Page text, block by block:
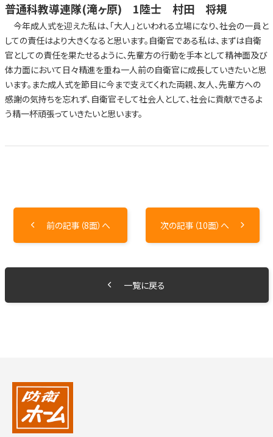
普通科教導連隊(滝ヶ原) 1陸士 村田 将規
今年成人式を迎えた私は、「大人」といわれる立場になり、社会の一員と
しての責任はより大きくなると思います。自衛官である私は、まずは自衛
官としての責任を果たせるように、先輩方の行動を手本として精神面及び
体力面において日々精進を重ね一人前の自衛官に成長していきたいと思
います。また成人式を節目に今まで支えてくれた両親、友人、先輩方への
感謝の気持ちを忘れず、自衛官そして社会人として、社会に貢献できるよ
う精一杯頑張っていきたいと思います。
前の記事（8面）へ 次の記事（10面）へ
一覧に戻る